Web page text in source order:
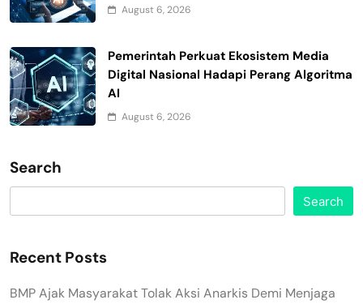
August 6, 2026
Pemerintah Perkuat Ekosistem Media
Digital Nasional Hadapi Perang Algoritma
AI
August 6, 2026
Search
Search
Recent Posts
BMP Ajak Masyarakat Tolak Aksi Anarkis Demi Menjaga